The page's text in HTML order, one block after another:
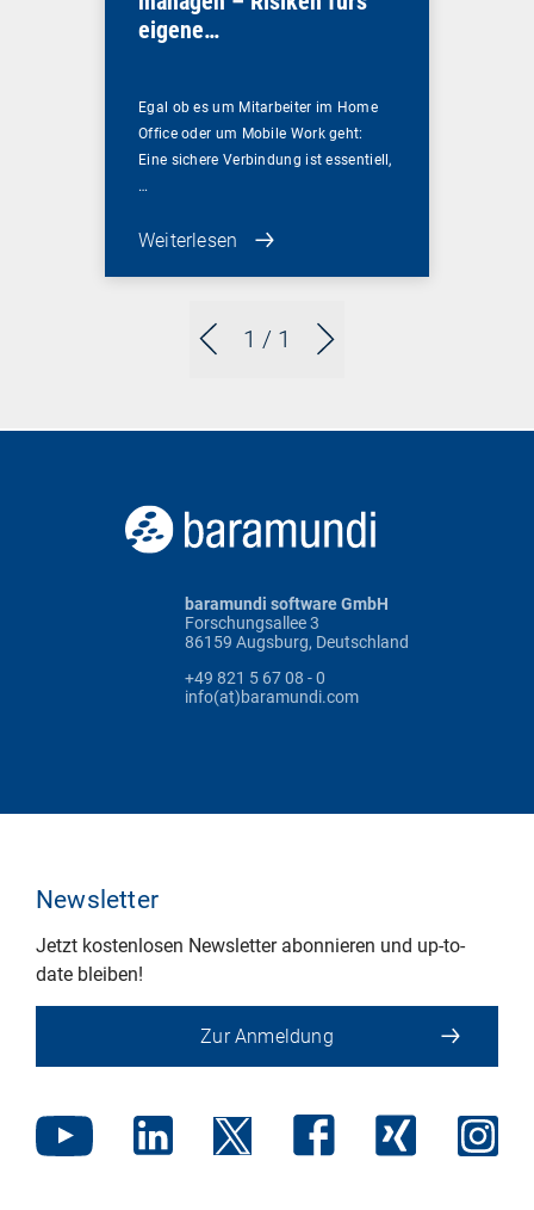
1 / 1
eigene
Egal ob es um Mitarbeiter im Home
Office oder um Mobile Work geht:
Eine sichere Verbindung ist essentiell,
…
Weiterlesen
baramundi software GmbH
Forschungsallee 3
86159 Augsburg, Deutschland
+49 821 5 67 08 - 0
info(at)baramundi.com
Newsletter
Jetzt kostenlosen Newsletter abonnieren und up-to-
date bleiben!
Zur Anmeldung